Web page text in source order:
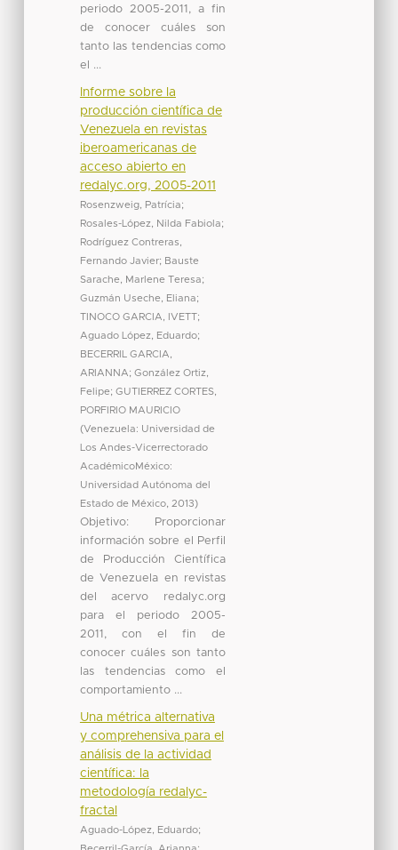
periodo 2005-2011, a fin
de conocer cuáles son
tanto las tendencias como
el ...
Informe sobre la
producción científica de
Venezuela en revistas
iberoamericanas de
acceso abierto en
redalyc.org, 2005-2011
Rosenzweig, Patrícia;
Rosales-López, Nilda Fabiola;
Rodríguez Contreras,
Fernando Javier; Bauste
Sarache, Marlene Teresa;
Guzmán Useche, Eliana;
TINOCO GARCIA, IVETT;
Aguado López, Eduardo;
BECERRIL GARCIA,
ARIANNA; González Ortiz,
Felipe; GUTIERREZ CORTES,
PORFIRIO MAURICIO
(Venezuela: Universidad de
Los Andes-Vicerrectorado
AcadémicoMéxico:
Universidad Autónoma del
Estado de México, 2013)
Objetivo: Proporcionar
información sobre el Perfil
de Producción Científica
de Venezuela en revistas
del acervo redalyc.org
para el periodo 2005-
2011, con el fin de
conocer cuáles son tanto
las tendencias como el
comportamiento ...
Una métrica alternativa
y comprehensiva para el
análisis de la actividad
científica: la
metodología redalyc-
fractal
Aguado-López, Eduardo;